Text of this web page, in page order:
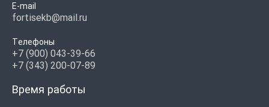
E-mail
fortisekb@mail.ru
Телефоны
+7 (900) 043-39-66
+7 (343) 200-07-89
Время работы